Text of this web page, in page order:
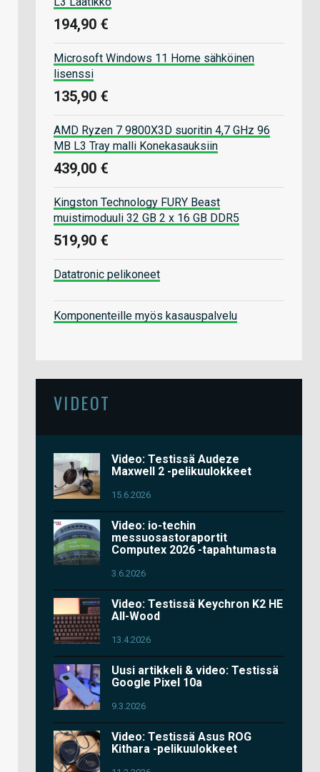
194,90 €
Microsoft Windows 11 Home sähköinen
lisenssi
135,90 €
AMD Ryzen 7 9800X3D suoritin 4,7 GHz 96
MB L3 Tray malli Konekasauksiin
439,00 €
Kingston Technology FURY Beast
muistimoduuli 32 GB 2 x 16 GB DDR5
519,90 €
Datatronic pelikoneet
Komponenteille myös kasauspalvelu
VIDEOT
Video: Testissä Audeze
Maxwell 2 -pelikuulokkeet
15.6.2026
Video: io-techin
messuosastoraportit
Computex 2026 -tapahtumasta
3.6.2026
Video: Testissä Keychron K2 HE
All-Wood
13.4.2026
Uusi artikkeli & video: Testissä
Google Pixel 10a
9.3.2026
Video: Testissä Asus ROG
Kithara -pelikuulokkeet